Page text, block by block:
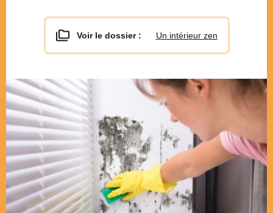
Voir le dossier : Un intérieur zen